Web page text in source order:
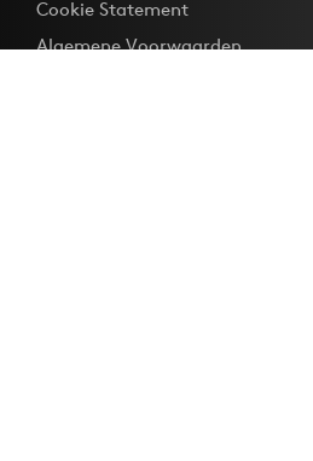
Cookie Statement
Algemene Voorwaarden